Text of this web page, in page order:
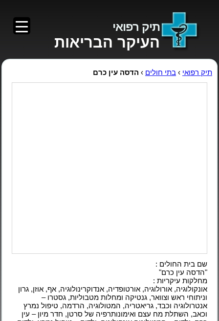
תיק רפואי
העיקר הבריאות
תיק רפואי › בתי חולים › הדסה עין כרם
שם בית החולים :
"הדסה עין כרם"
מחלקות עיקריות :
אונקולוגיה, אורולוגיה, אורטופדיה, אנדוקרינולוגיה, אף, אוזן, גרון
וניתוחי ראש וצוואר, גנטיקה ומחלות מטבוליות, גסטרו –
אנטרולוגיה וכבד, גריאטריה, המטולוגיה, הרדמה, טיפול נמרץ
וכאב, השתלת מח עצם ואימונותרפיה של סרטן, חדר מיון – עין